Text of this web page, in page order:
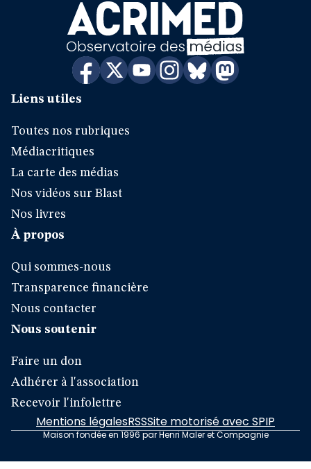
Liens utiles
Toutes nos rubriques
Médiacritiques
La carte des médias
Nos vidéos sur Blast
Nos livres
À propos
Qui sommes-nous
Transparence financière
Nous contacter
Nous soutenir
Faire un don
Adhérer à l'association
Recevoir l'infolettre
Mentions légalesRSSSite motorisé avec SPIP
Maison fondée en 1996 par Henri Maler et Compagnie